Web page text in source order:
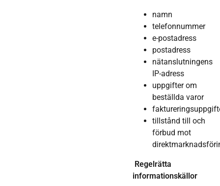
namn
telefonnummer
e-postadress
postadress
nätanslutningens
IP-adress
uppgifter om
beställda varor
tillstånd till och
förbud mot
Regelrätta
informationskällor